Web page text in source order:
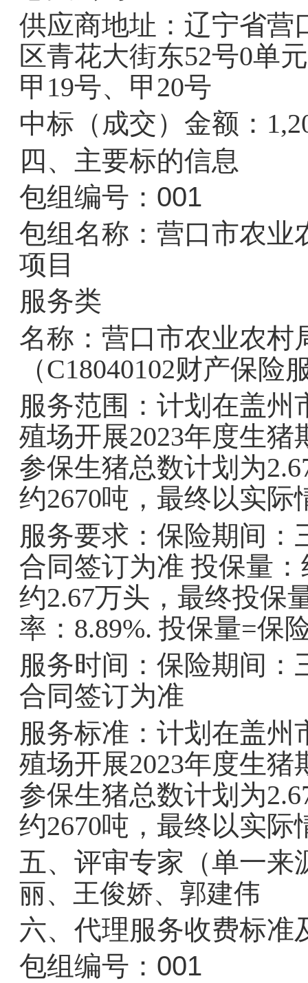
供应商地址：辽宁省营
区青花大街东52号0单
甲19号、甲20号
中标（成交）金额：
四、主要标的信息
包组编号：001
包组名称：营口市农业
项目
服务类
名称：营口市农业农村
（C18040102财产保险
服务范围：计划在盖州
殖场开展2023年度生
参保生猪总数计划为
约2670吨，最终以实际
服务要求：保险期间
合同签订为准 投保量
约2.67万头，最终投保
率：8.89%. 投保量=保
服务时间：保险期间
合同签订为准
服务标准：计划在盖州
殖场开展2023年度生
参保生猪总数计划为
约2670吨，最终以实际
五、评审专家（单一来
丽、王俊娇、郭建伟
六、代理服务收费标准
包组编号：001